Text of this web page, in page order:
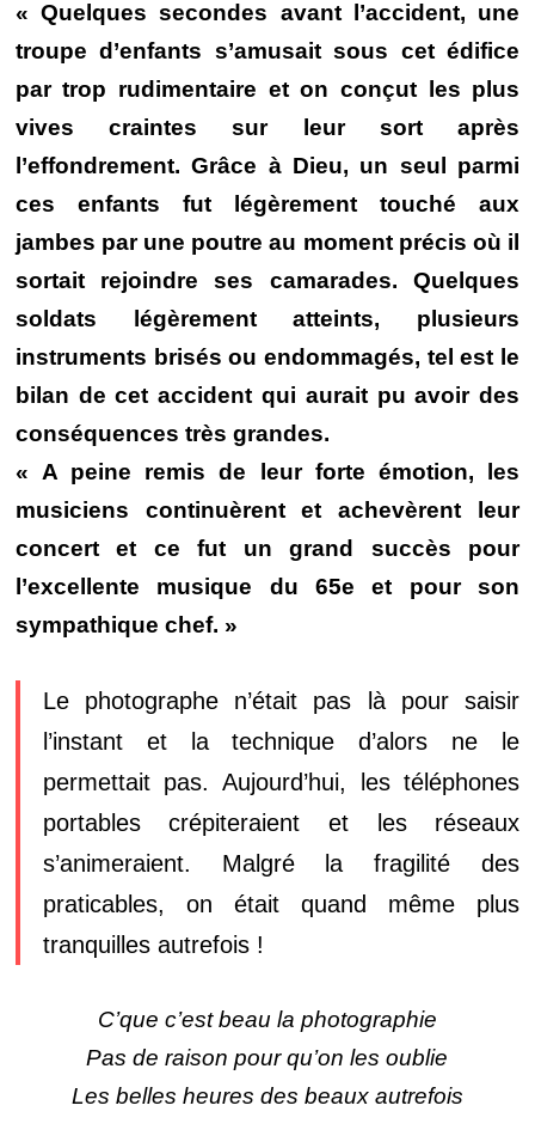
« Quelques secondes avant l’accident, une
troupe d’enfants s’amusait sous cet édifice
par trop rudimentaire et on conçut les plus
vives craintes sur leur sort après
l’effondrement. Grâce à Dieu, un seul parmi
ces enfants fut légèrement touché aux
jambes par une poutre au moment précis où il
sortait rejoindre ses camarades. Quelques
soldats légèrement atteints, plusieurs
instruments brisés ou endommagés, tel est le
bilan de cet accident qui aurait pu avoir des
conséquences très grandes.
« A peine remis de leur forte émotion, les
musiciens continuèrent et achevèrent leur
concert et ce fut un grand succès pour
l’excellente musique du 65e et pour son
sympathique chef. »
Le photographe n’était pas là pour saisir
l’instant et la technique d’alors ne le
permettait pas. Aujourd’hui, les téléphones
portables crépiteraient et les réseaux
s’animeraient. Malgré la fragilité des
praticables, on était quand même plus
tranquilles autrefois !
C’que c’est beau la photographie
Pas de raison pour qu’on les oublie
Les belles heures des beaux autrefois